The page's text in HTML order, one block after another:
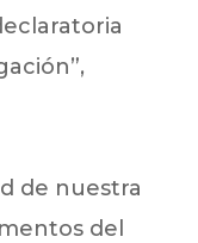
de nuestra
del